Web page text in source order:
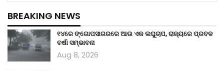
BREAKING NEWS
୧୪ରେ ଙ୍ଗୋପସାଗରରେ ଆଉ ଏକ ଲଘୁଚାପ, ରାଜ୍ୟରେ ପ୍ରବଳ
ବର୍ଷା ସମ୍ଭାବନା
Aug 8, 2026